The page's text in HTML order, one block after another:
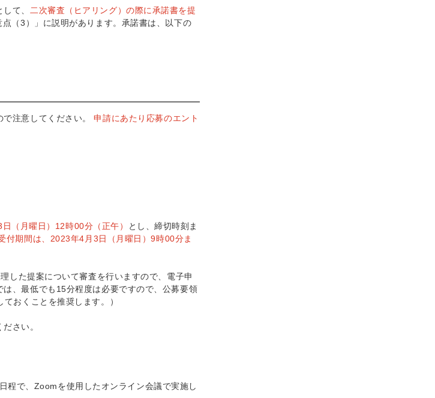
て、
二次審査（ヒアリング）の際に承諾書を提
（3）」に説明があります。承諾書は、以下の
で注意してください。申請にあたり応募のエント
（月曜日）12時00分（正午）
とし、締切時刻ま
付期間は、2023年4月3日（月曜日）9時00分ま
した提案について審査を行いますので、電子申
、最低でも15分程度は必要ですので、公募要領
おくことを推奨します。）
さい。
程で、Zoomを使用したオンライン会議で実施し